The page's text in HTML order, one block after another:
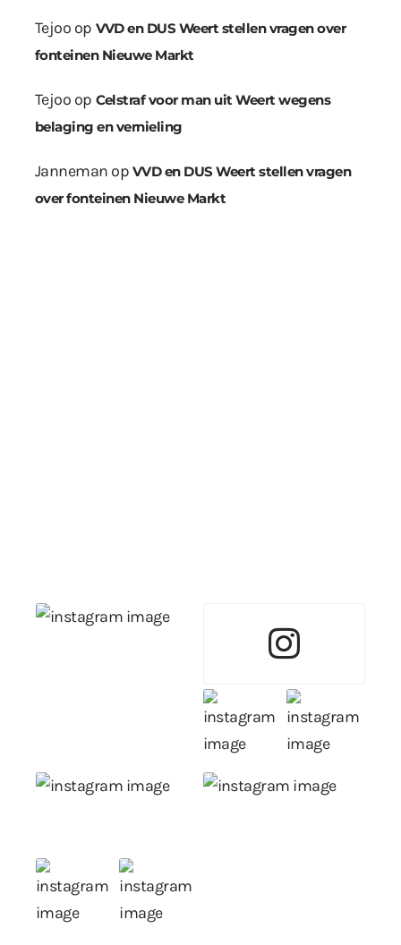
Tejoo op VVD en DUS Weert stellen vragen over
fonteinen Nieuwe Markt
Tejoo op Celstraf voor man uit Weert wegens
belaging en vernieling
Janneman op VVD en DUS Weert stellen vragen
over fonteinen Nieuwe Markt